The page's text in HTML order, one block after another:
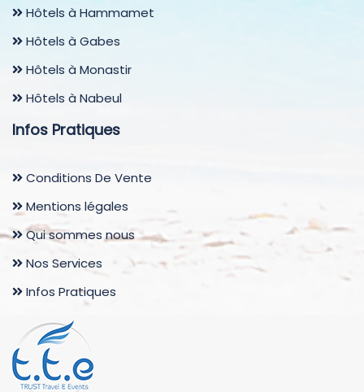
Hôtels à Hammamet
Hôtels à Gabes
Hôtels à Monastir
Hôtels à Nabeul
Infos Pratiques
Conditions De Vente
Mentions légales
Qui sommes nous
Nos Services
Infos Pratiques